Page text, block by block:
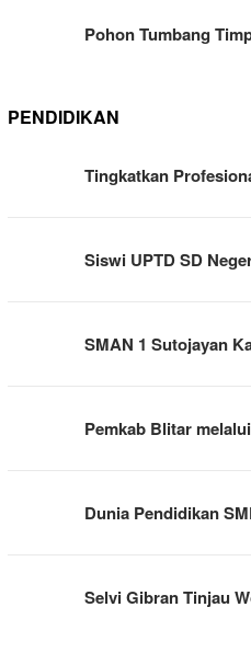
Pohon Tumbang
PENDIDIKAN
Tingkatkan
Siswi UPTD SD
SMAN 1 Sutojayan
Pemkab Blitar
Dunia Pendidikan
Selvi Gibran Tinjau